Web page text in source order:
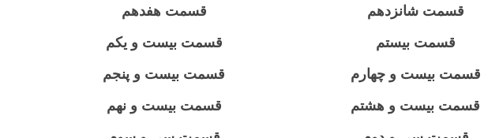
قسمت شانزدهم قسمت هفدهم
قسمت بیستم قسمت بیست و یکم
قسمت بیست و چهارم قسمت بیست و پنجم
قسمت بیست و هشتم قسمت بیست و نهم